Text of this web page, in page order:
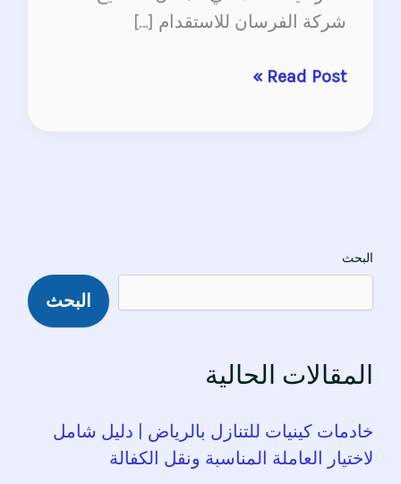
شركة الفرسان للاستقدام […]
Read Post »
البحث
البحث
المقالات الحالية
خادمات كينيات للتنازل بالرياض | دليل شامل
لاختيار العاملة المناسبة ونقل الكفالة